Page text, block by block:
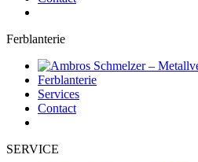
Ferblanterie
Ferblanterie
Services
Contact
SERVICE